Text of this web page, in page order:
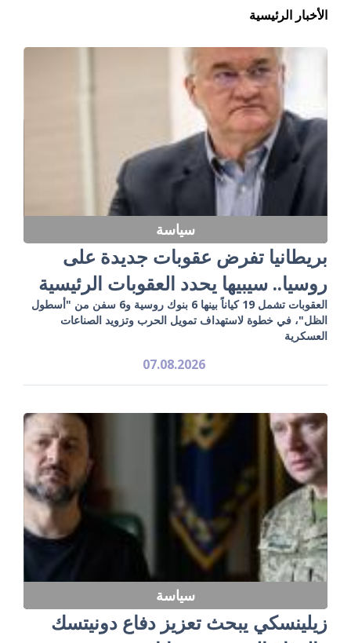
الأخبار الرئيسية
سياسة
بريطانيا تفرض عقوبات جديدة على
روسيا.. سيبيها يحدد العقوبات الرئيسية
العقوبات تشمل 19 كياناً بينها 6 بنوك روسية و6 سفن من "أسطول
الظل"، في خطوة لاستهداف تمويل الحرب وتزويد الصناعات
العسكرية
07.08.2026
سياسة
زيلينسكي يبحث تعزيز دفاع دونيتسك